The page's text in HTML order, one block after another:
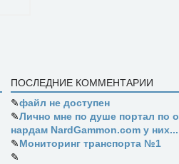
ПОСЛЕДНИЕ КОММЕНТАРИИ
✎файл не доступен
✎Лично мне по душе портал по
нардам NardGammon.com у них...
✎Мониторинг транспорта №1
✎